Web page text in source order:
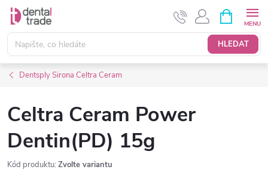
Přejít
obsah
HLEDAT
NÁKUPNÍ
KOŠÍK
Dentsply Sirona Celtra Ceram
Celtra Ceram Power
Dentin(PD) 15g
Kód produktu: Zvolte variantu